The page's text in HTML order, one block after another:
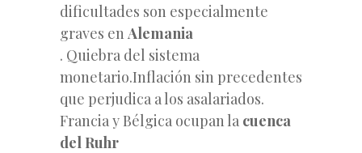
dificultades son especialmente
graves en Alemania
. Quiebra del sistema
monetario.Inflación sin precedentes
que perjudica a los asalariados.
Francia y Bélgica ocupan la cuenca
del Ruhr